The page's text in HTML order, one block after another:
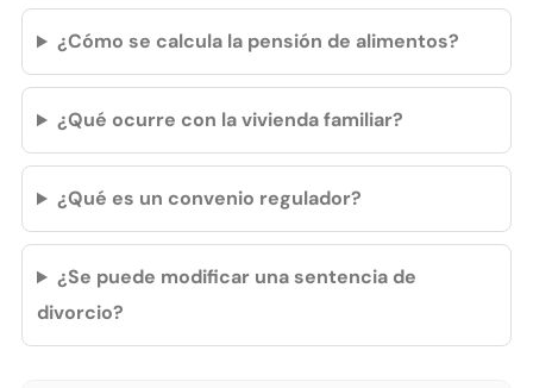
¿Cómo se calcula la pensión de alimentos?
¿Qué ocurre con la vivienda familiar?
¿Qué es un convenio regulador?
¿Se puede modificar una sentencia de
divorcio?